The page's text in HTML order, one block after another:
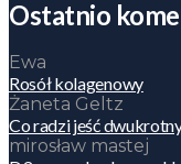
Ostatnio
Ewa
Rosół kolagenowy
Żaneta Geltz
Co radzi jeść
mirosław mastej